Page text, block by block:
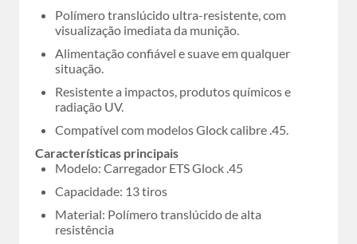
Polímero translúcido ultra-resistente, com
visualização imediata da munição.
Alimentação confiável e suave em qualquer
situação.
Resistente a impactos, produtos químicos e
radiação UV.
Compatível com modelos Glock calibre .45.
Características principais
Modelo: Carregador ETS Glock .45
Capacidade: 13 tiros
Material: Polímero translúcido de alta
resistência